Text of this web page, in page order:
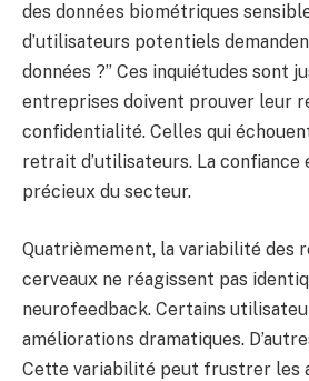
des données biométriques
d’utilisateurs potentiels
données ?” Ces inquiétudes sont
entreprises doivent prouver leur
confidentialité. Celles qui
retrait d’utilisateurs. La
précieux du secteur.
Quatrièmement, la variabilité des
cerveaux ne réagissent pas
neurofeedback. Certains
améliorations dramatiques.
Cette variabilité peut frustrer les